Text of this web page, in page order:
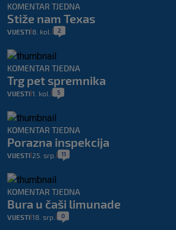
KOMENTAR TJEDNA
Stiže nam Texas
VIJESTI 8. kol. 2
KOMENTAR TJEDNA
Trg pet spremnika
VIJESTI 1. kol. 5
KOMENTAR TJEDNA
Porazna inspekcija
VIJESTI 25. srp. 11
KOMENTAR TJEDNA
Bura u čaši limunade
VIJESTI 18. srp. 0